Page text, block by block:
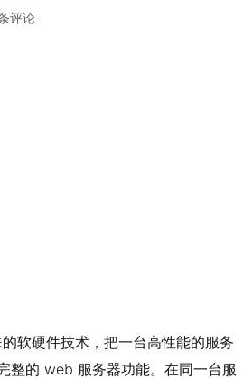
评论
软硬件技术，把一台高性能的服务
整的 web 服务器功能。在同一台服